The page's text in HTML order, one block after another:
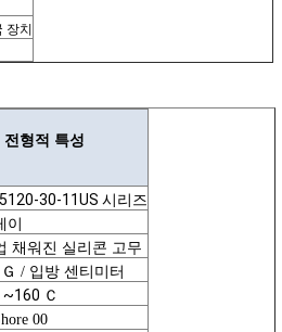
장치
전형적 특성
30-11US 시리즈
이
채워진 실리콘 고무
/ 입방 센티미터
~160 Ｃ
00